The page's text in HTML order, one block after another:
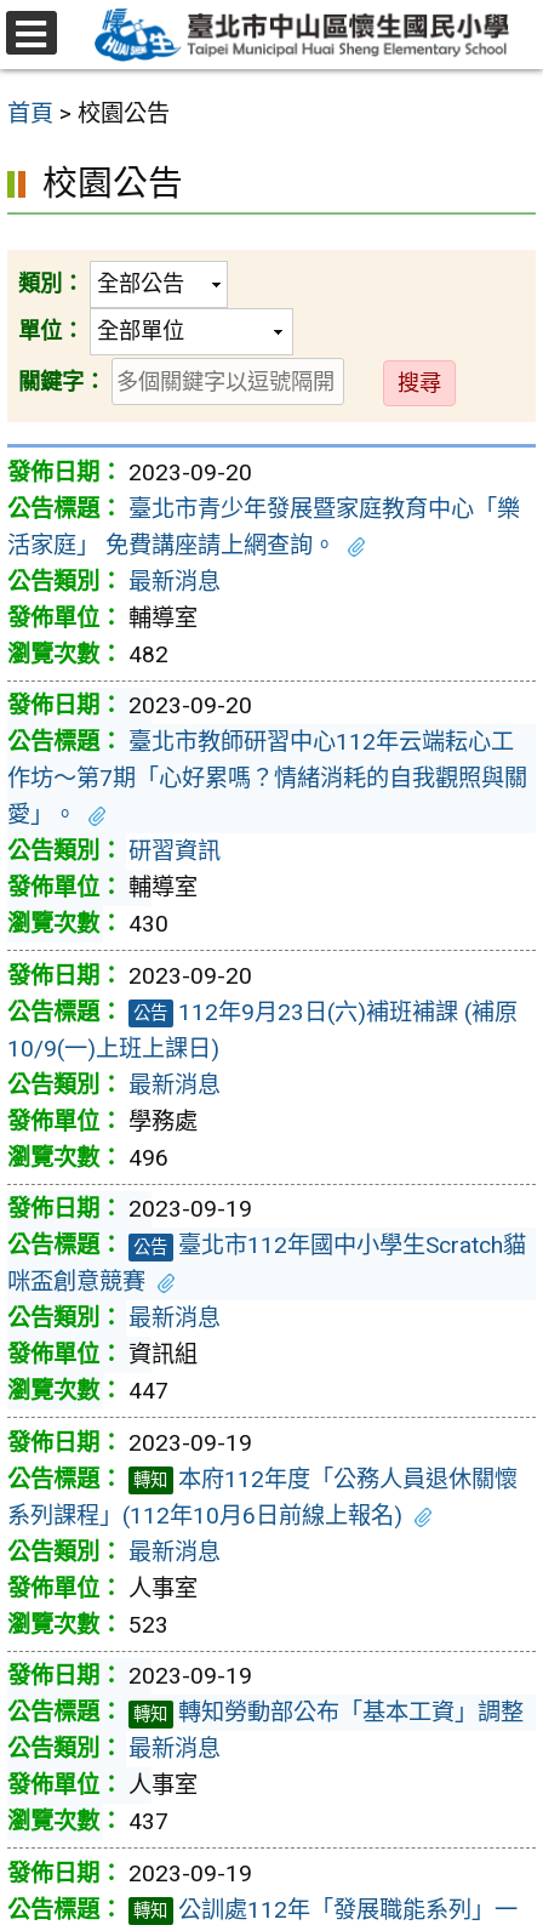
跳
至
要
容
首頁 > 校園公告
校園公告
類別：
單位：
關鍵字：
送
出
2023-09-20
臺北市青少年發展暨家庭教育中心「樂
活家庭」 免費講座請上網查詢。
最新消息
輔導室
482
2023-09-20
臺北市教師研習中心112年云端耘心工
作坊～第7期「心好累嗎？情緒消耗的自我觀照與關
愛」。
研習資訊
輔導室
430
2023-09-20
公告 112年9月23日(六)補班補課 (補原
10/9(一)上班上課日)
最新消息
學務處
496
2023-09-19
公告 臺北市112年國中小學生Scratch貓
咪盃創意競賽
最新消息
資訊組
447
2023-09-19
轉知
本府112年度「公務人員退休關懷
系列課程」(112年10月6日前線上報名)
最新消息
人事室
523
2023-09-19
轉知
轉知勞動部公布「基本工資」調整
最新消息
人事室
437
2023-09-19
轉知
公訓處112年「發展職能系列」一
選
單